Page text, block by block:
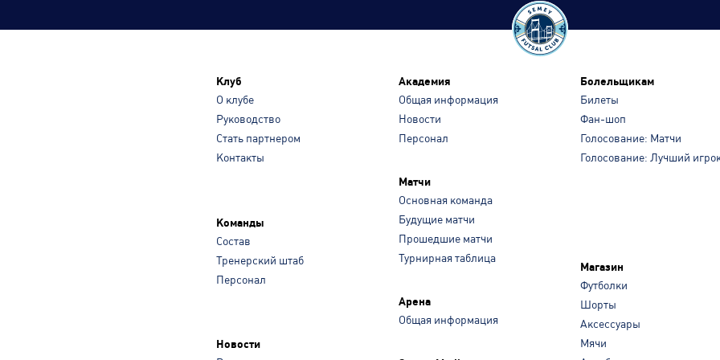
Клуб
О клубе
Руководство
Стать партнером
Контакты
Команды
Состав
Тренерский штаб
Персонал
Новости
Академия
Общая информация
Новости
Персонал
Матчи
Основная команда
Будущие матчи
Прошедшие матчи
Турнирная таблица
Арена
Общая информация
Болельщикам
Билеты
Фан-шоп
Голосование: Матчи
Голосование: Лучший
Магазин
Футболки
Шорты
Аксессуары
Мячи